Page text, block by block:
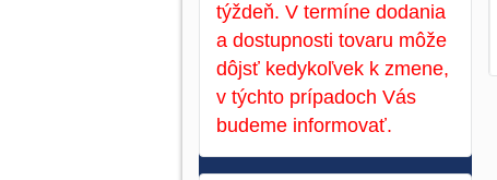
týždeň. V termíne dodania
a dostupnosti tovaru môže
dôjsť kedykoľvek k zmene,
v týchto prípadoch Vás
budeme informovať.